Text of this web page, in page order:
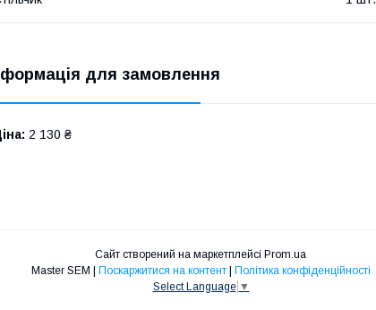
для замовлення
2 130 ₴
Сайт створений на маркетплейсі Prom.ua
Master SEM | Поскаржитися на контент | Політика конфіденційності
Select Language ▼